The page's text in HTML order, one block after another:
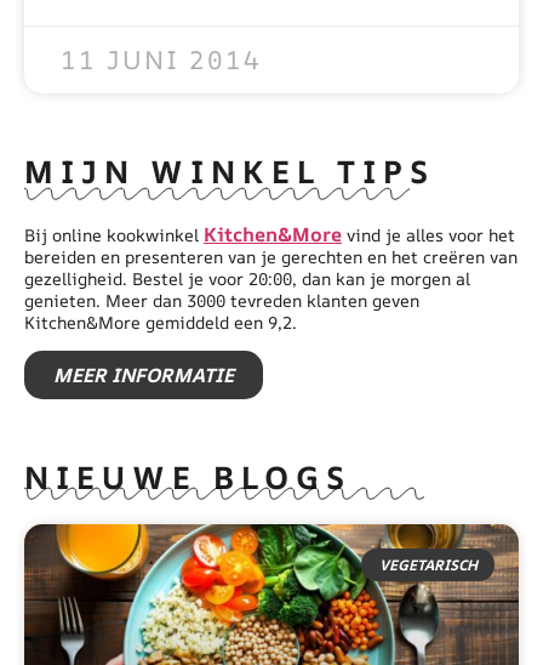
11 JUNI 2014
MIJN WINKEL TIPS
Bij online kookwinkel Kitchen&More vind je alles voor het
bereiden en presenteren van je gerechten en het creëren van
gezelligheid. Bestel je voor 20:00, dan kan je morgen al
genieten. Meer dan 3000 tevreden klanten geven
Kitchen&More gemiddeld een 9,2.
MEER INFORMATIE
NIEUWE BLOGS
VEGETARISCH